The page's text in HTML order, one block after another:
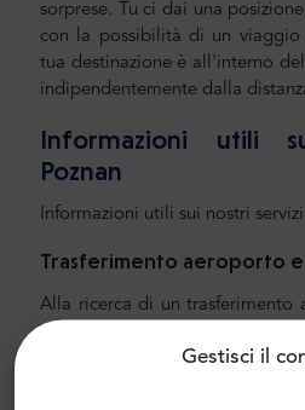
Gestisci il
sorprese. Tu ci dai una
con la possibilità di un
tua destinazione è all'interno
indipendentemente dalla
Informazioni utili
Poznan
Informazioni utili sui nostri
Trasferimento aeroporto
Alla ricerca di un trasferimento
conveniente? Prenotane uno
viaggiatori dagli utenti di